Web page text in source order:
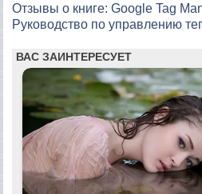
Отзывы о книге: Google Tag
Руководство по управлению